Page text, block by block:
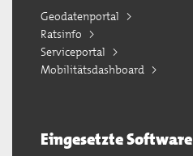
Geodatenportal
Ratsinfo
Serviceportal
Mobilitätsdashboard
Eingesetzte Software